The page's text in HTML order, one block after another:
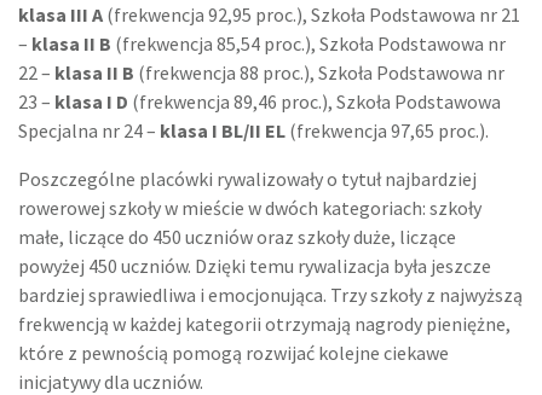
klasa III A (frekwencja 92,95 proc.), Szkoła Podstawowa nr 21
– klasa II B (frekwencja 85,54 proc.), Szkoła Podstawowa nr
22 – klasa II B (frekwencja 88 proc.), Szkoła Podstawowa nr
23 – klasa I D (frekwencja 89,46 proc.), Szkoła Podstawowa
Specjalna nr 24 – klasa I BL/II EL (frekwencja 97,65 proc.).
Poszczególne placówki rywalizowały o tytuł najbardziej
rowerowej szkoły w mieście w dwóch kategoriach: szkoły
małe, liczące do 450 uczniów oraz szkoły duże, liczące
powyżej 450 uczniów. Dzięki temu rywalizacja była jeszcze
bardziej sprawiedliwa i emocjonująca. Trzy szkoły z najwyższą
frekwencją w każdej kategorii otrzymają nagrody pieniężne,
które z pewnością pomogą rozwijać kolejne ciekawe
inicjatywy dla uczniów.